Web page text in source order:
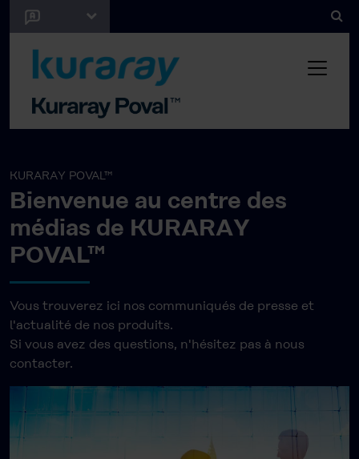
KURARAY POVAL™
Bienvenue au centre des
médias de KURARAY
POVAL™
Vous trouverez ici nos communiqués de presse et
l'actualité de nos produits.
Si vous avez des questions, n'hésitez pas à nous
contacter.